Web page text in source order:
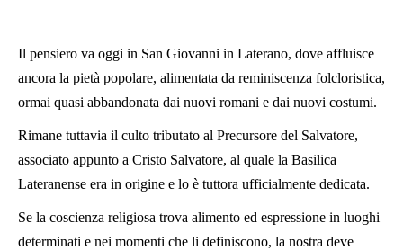
Il pensiero va oggi in San Giovanni in Laterano, dove affluisce
ancora la pietà popolare, alimentata da reminiscenza folcloristica,
ormai quasi abbandonata dai nuovi romani e dai nuovi costumi.
Rimane tuttavia il culto tributato al Precursore del Salvatore,
associato appunto a Cristo Salvatore, al quale la Basilica
Lateranense era in origine e lo è tuttora ufficialmente dedicata.
Se la coscienza religiosa trova alimento ed espressione in luoghi
determinati e nei momenti che li definiscono, la nostra deve